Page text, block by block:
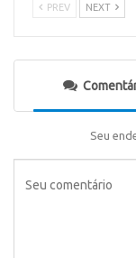
PREV NEXT
Seu